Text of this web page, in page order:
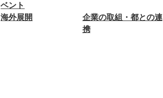
ベント
海外展開
企業の取組・都との連
携